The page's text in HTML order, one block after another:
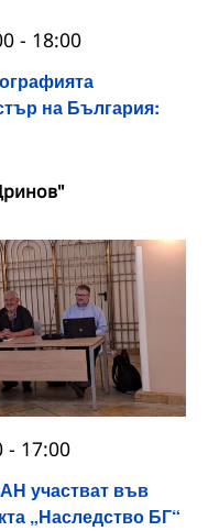
на България:
- 18:00
участват във
„Наследство БГ“
- 17:00